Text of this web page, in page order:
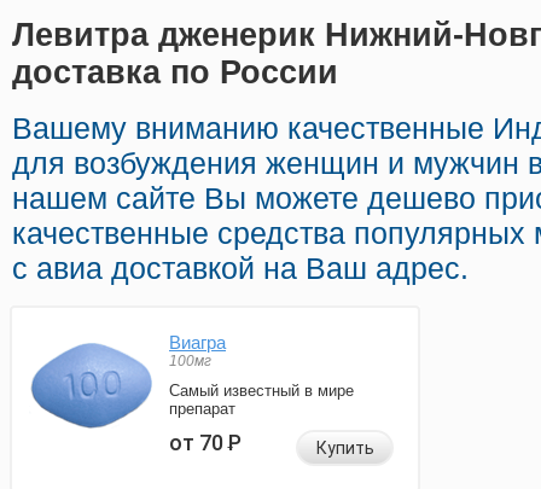
Левитра дженерик Нижний-
доставка по России
Вашему вниманию качественные
для возбуждения женщин и мужчин
нашем сайте Вы можете дешево
качественные средства
с авиа доставкой на Ваш адрес.
Виагра
100мг
Самый известный в мире
препарат
от 70Р Купить